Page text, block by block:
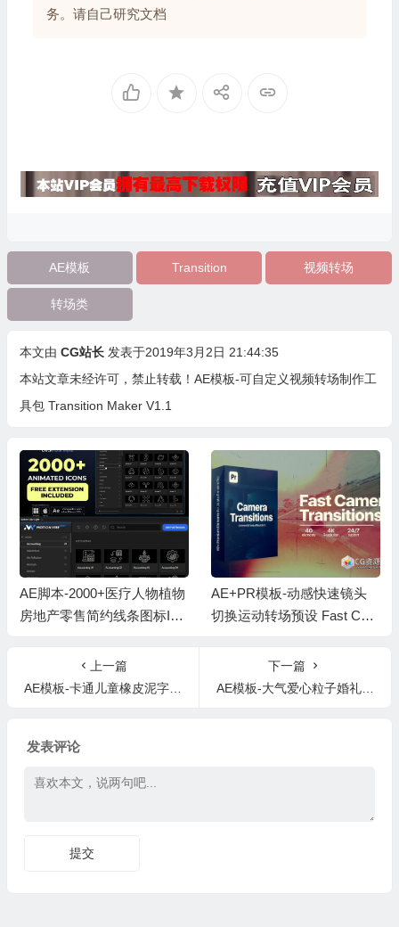
务。请自己研究文档
AE模板 Transition 视频转场
转场类
本文由 CG站长 发表于2019年3月2日 21:44:35
本站文章未经许可，禁止转载！ AE模板-可自定义视频转场制作工
具包 Transition Maker V1.1
AE脚本-2000+医疗人物植物
房地产零售简约线条图标IC
AE+PR模板-动感快速镜头
切换运动转场预设 Fast Cam
上一篇
AE模板-卡通儿童橡皮泥字母标题动画Plasticine Slideshow
下一篇
AE模板-大气爱心粒子婚礼照片相册片头 Wedding
发表评论